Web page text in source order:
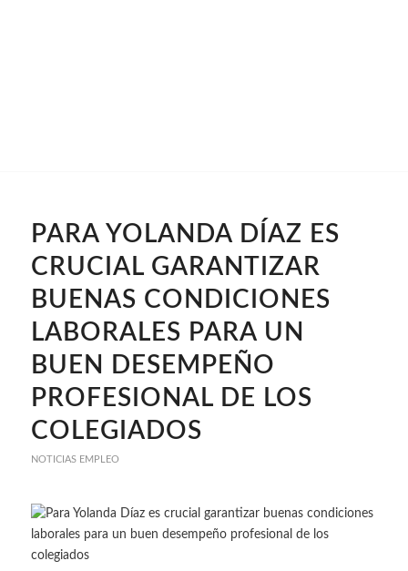
PARA YOLANDA DÍAZ ES
CRUCIAL GARANTIZAR
BUENAS CONDICIONES
LABORALES PARA UN
BUEN DESEMPEÑO
PROFESIONAL DE LOS
COLEGIADOS
NOTICIAS EMPLEO